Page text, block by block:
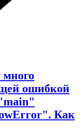
ошибкой
Как